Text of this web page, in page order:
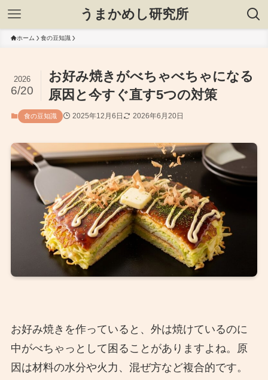
うまかめし研究所
ホーム 食の豆知識
お好み焼きがべちゃべちゃになる
原因と今すぐ直す5つの対策
2026
6/20
食の豆知識 2025年12月6日 2026年6月20日
お好み焼きを作っていると、外は焼けているのに
中がべちゃっとして困ることがありますよね。原
因は材料の水分や火力、混ぜ方など複合的です。